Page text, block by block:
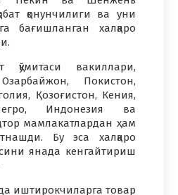
қонунчилиги ва уни
бағишланган халқаро
қўмитаси вакиллари,
Покистон,
Қозоғистон, Кения,
Индонезия ва
мамлакатлардан ҳам
Бу эса халқаро
янада кенгайтириш
иштирокчиларга товар